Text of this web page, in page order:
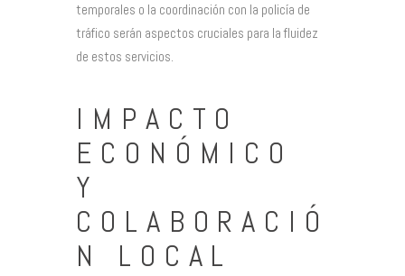
temporales o la coordinación con la policía de
tráfico serán aspectos cruciales para la fluidez
de estos servicios.
IMPACTO
ECONÓMICO
Y
COLABORACIÓ
N LOCAL